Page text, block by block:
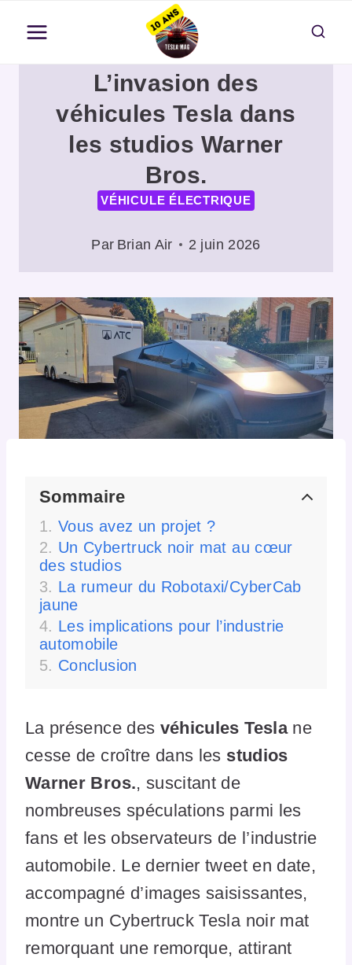
contenu
L’invasion des
véhicules Tesla dans
les studios Warner
Bros.
VÉHICULE ÉLECTRIQUE
Par Brian Air 2 juin 2026
Sommaire
Vous avez un projet ?
Un Cybertruck noir mat au cœur
des studios
La rumeur du Robotaxi/CyberCab
jaune
Les implications pour l’industrie
automobile
Conclusion
La présence des véhicules Teslane
cesse de croître dans les studios
Warner Bros., suscitant de
nombreuses spéculations parmi les
fans et les observateurs de l’industrie
automobile. Le dernier tweet en date,
accompagné d’images saisissantes,
montre un Cybertruck Tesla noir mat
remorquant une remorque, attirant